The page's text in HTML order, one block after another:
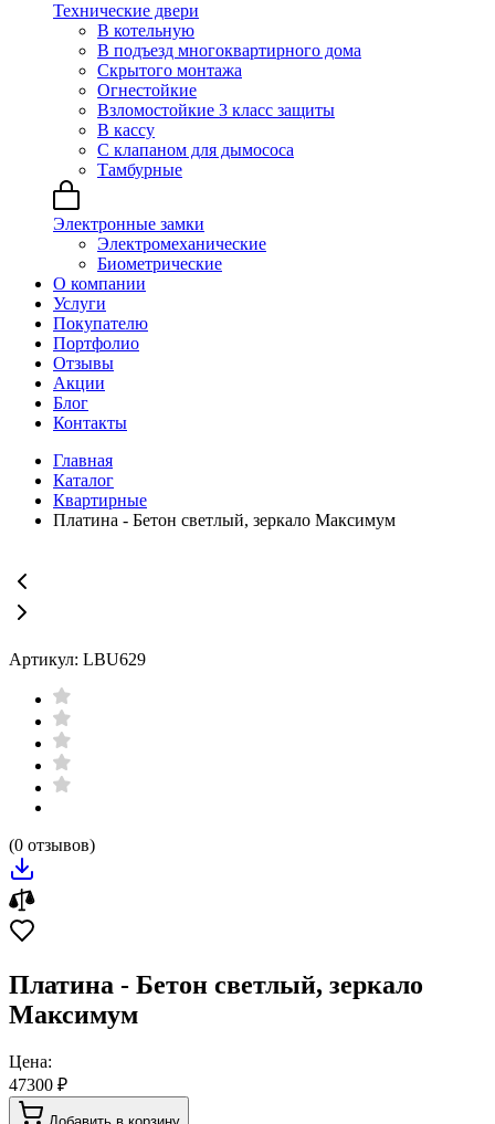
Технические двери
В котельную
В подъезд многоквартирного дома
Скрытого монтажа
Огнестойкие
Взломостойкие 3 класс защиты
В кассу
С клапаном для дымососа
Тамбурные
Электронные замки
Электромеханические
Биометрические
О компании
Услуги
Покупателю
Портфолио
Отзывы
Акции
Блог
Контакты
Главная
Каталог
Квартирные
Платина - Бетон светлый, зеркало Максимум
Артикул: LBU629
(0 отзывов)
Платина - Бетон светлый, зеркало
Максимум
Цена:
47300 ₽